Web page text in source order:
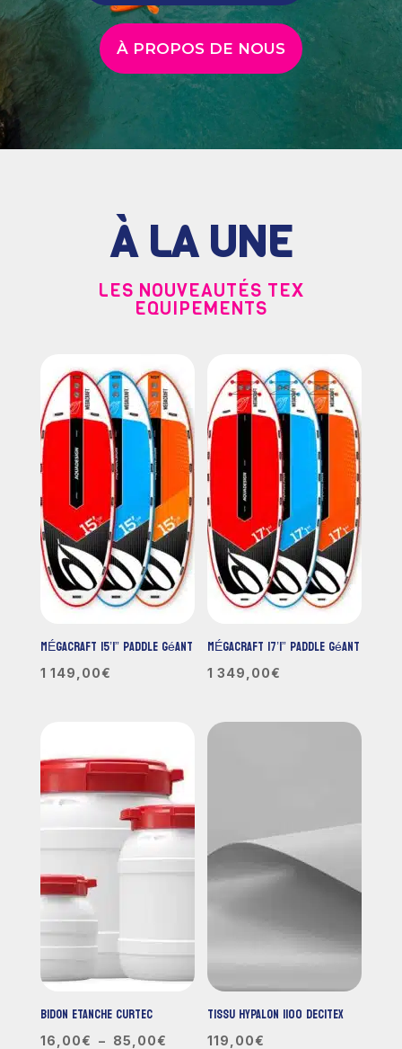
À PROPOS DE NOUS
À LA UNE
LES NOUVEAUTÉS TEX
EQUIPEMENTS
MÉGACRAFT 15’1” Paddle Géant
1 149,00€
MÉGACRAFT 17’1” Paddle Géant
1 349,00€
BIDON ETANCHE CURTEC
16,00€ – 85,00€
TISSU HYPALON 1100 DECITEX
119,00€